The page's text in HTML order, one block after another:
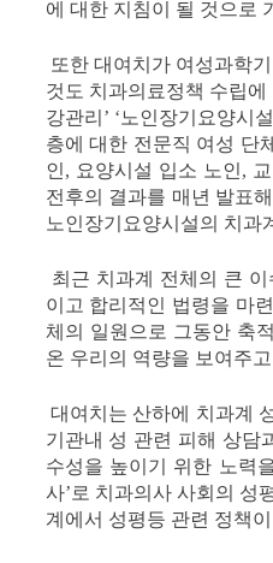
에 대한 지침이 될 것으로
또한 대여치가 여성과학
것도 치과의료정책 수립
강관리’ ‘노인장기요양시
층에 대한 전문직 여성 단
인, 요양시설 입소 노인,
전후의 결과를 매년 발표
노인장기요양시설의 치과
최근 치과계 전체의 큰
이고 합리적인 법령을 마
체의 일원으로 그동안 축
온 우리의 역량을 보여주
대여치는 산하에 치과계
기관내 성 관련 피해 상담
수성을 높이기 위한 노력
사’로 치과의사 사회의 성
계에서 성평등 관련 정책